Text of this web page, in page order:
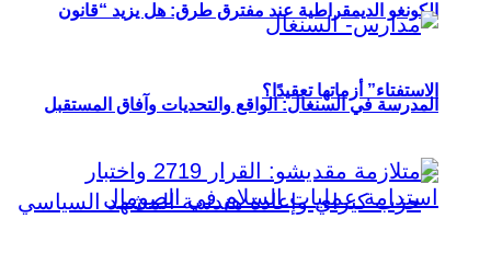
الكونغو الديمقراطية عند مفترق طرق: هل يزيد “قانون
الاستفتاء” أزماتها تعقيدًا؟
المدرسة في السنغال: الواقع والتحديات وآفاق المستقبل